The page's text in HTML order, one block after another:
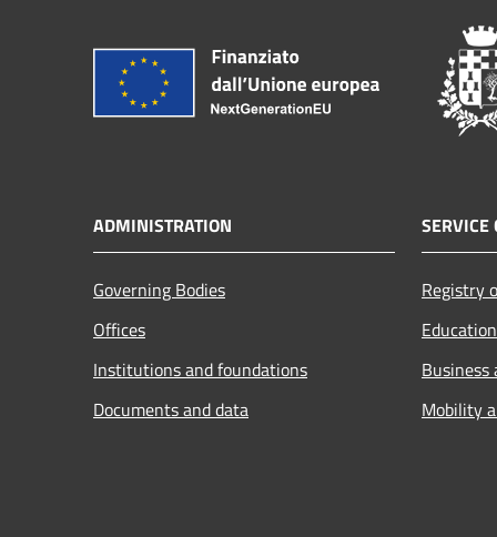
ADMINISTRATION
Governing Bodies
Offices
Institutions and foundations
Documents and data
SERVICE
Registry
Business
Mobility